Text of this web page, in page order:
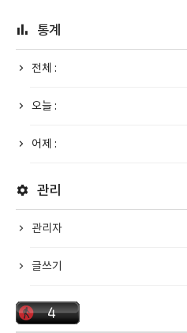
통계
전체 :
오늘 :
어제 :
관리
관리자
글쓰기